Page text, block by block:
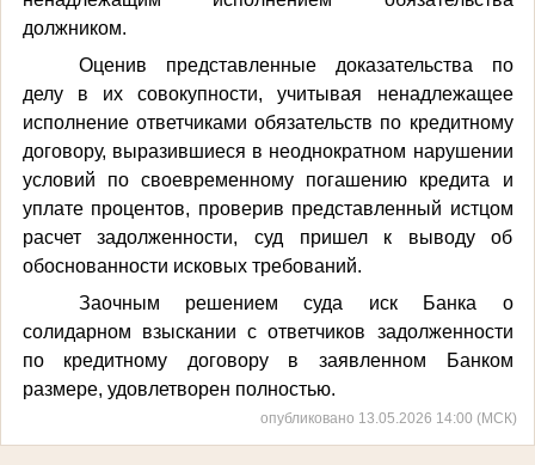
должником.
Оценив представленные доказательства по
делу в их совокупности, учитывая ненадлежащее
исполнение ответчиками обязательств по кредитному
договору, выразившиеся в неоднократном нарушении
условий по своевременному погашению кредита и
уплате процентов, проверив представленный истцом
расчет задолженности, суд пришел к выводу об
обоснованности исковых требований.
Заочным решением суда иск Банка о
солидарном взыскании с ответчиков задолженности
по кредитному договору в заявленном Банком
размере, удовлетворен полностью.
опубликовано 13.05.2026 14:00 (МСК)